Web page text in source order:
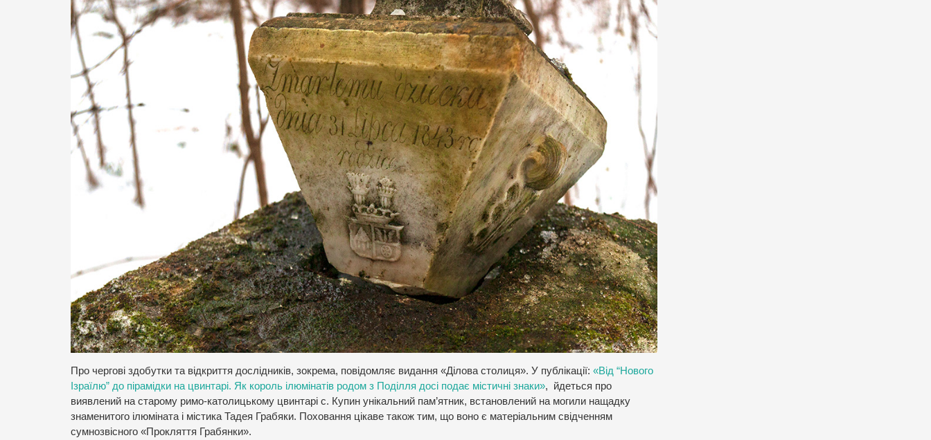
Про чергові здобутки та відкриття дослідників, зокрема, повідомляє видання «Ділова столиця». У публікації: «Від “Нового
Ізраїлю” до пірамідки на цвинтарі. Як король ілюмінатів родом з Поділля досі подає містичні знаки», йдеться про
виявлений на старому римо-католицькому цвинтарі с. Купин унікальний пам’ятник, встановлений на могили нащадку
знаменитого ілюміната і містика Тадея Грабяки. Поховання цікаве також тим, що воно є матеріальним свідченням
сумнозвісного «Прокляття Грабянки».